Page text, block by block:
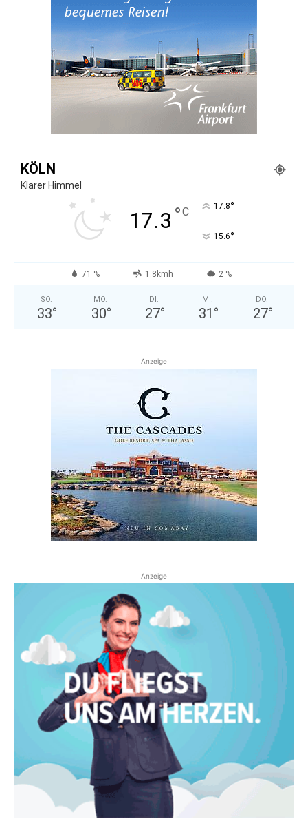
KÖLN
Klarer Himmel
17.3 °C 17.8°
15.6°
71 % 1.8kmh 2 %
SO.
33°
MO.
30°
DI.
27°
MI.
31 °
DO.
27°
Anzeige
Anzeige